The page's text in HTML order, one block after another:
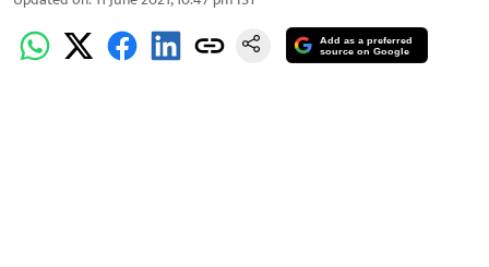
Add as a preferred
source on Google